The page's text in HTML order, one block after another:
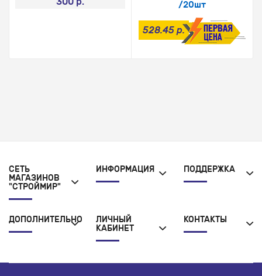
/20шт
528.45 р.
СЕТЬ
МАГАЗИНОВ
"СТРОЙМИР"
ИНФОРМАЦИЯ ПОДДЕРЖКА
ДОПОЛНИТЕЛЬНО
ЛИЧНЫЙ
КАБИНЕТ
КОНТАКТЫ